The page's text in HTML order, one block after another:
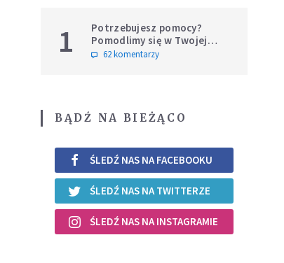
1
Potrzebujesz pomocy?
Pomodlimy się w Twojej
intencji
62 komentarzy
BĄDŹ NA BIEŻĄCO
ŚLEDŹ NAS NA FACEBOOKU
ŚLEDŹ NAS NA TWITTERZE
ŚLEDŹ NAS NA INSTAGRAMIE